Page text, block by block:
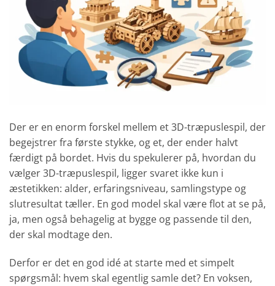
Der er en enorm forskel mellem et 3D-træpuslespil, der
begejstrer fra første stykke, og et, der ender halvt
færdigt på bordet. Hvis du spekulerer på, hvordan du
vælger 3D-træpuslespil, ligger svaret ikke kun i
æstetikken: alder, erfaringsniveau, samlingstype og
slutresultat tæller. En god model skal være flot at se på,
ja, men også behagelig at bygge og passende til den,
der skal modtage den.
Derfor er det en god idé at starte med et simpelt
spørgsmål: hvem skal egentlig samle det? En voksen,